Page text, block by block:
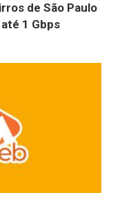
de São Paulo
1 Gbps